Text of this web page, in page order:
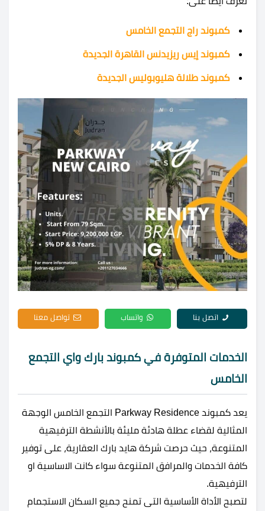
كمبوند راج التجمع الخامس
كمبوند إيس ريزيدنس القاهرة الجديدة
كمبوند طلالة هليوبوليس الجديدة
اتصل بنا واتساب تواصل معنا
الخدمات المتوفرة في كمبوند بارك واي التجمع
الخامس
يعد كمبوند Parkway Residence التجمع الخامس الوجهة
المثالية لقضاء عطلة هادئة مليئة بالأنشطة الترفيهية
المتنوعة، حيث حرصت شركة هايد بارك العقارية، على توفير
كافة الخدمات والمرافق المتنوعة سواء كانت الاساسية او
الترفيهية.
لتصبح الأداة الأساسية التى تمنح جميع السكان الاستجمام